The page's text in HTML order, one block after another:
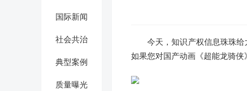
国际新闻
社会共治
典型案例
质量曝光
今天，知识产权信息珠珠
如果您对国产动画《超能龙骑侠